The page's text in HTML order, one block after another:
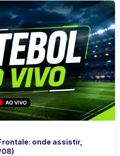
onde assistir,
08)